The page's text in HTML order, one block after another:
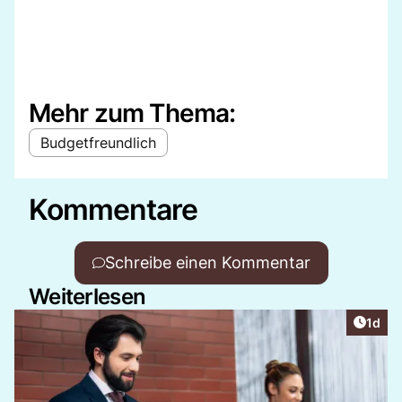
Mehr zum Thema:
Budgetfreundlich
Kommentare
Schreibe einen Kommentar
Weiterlesen
1d